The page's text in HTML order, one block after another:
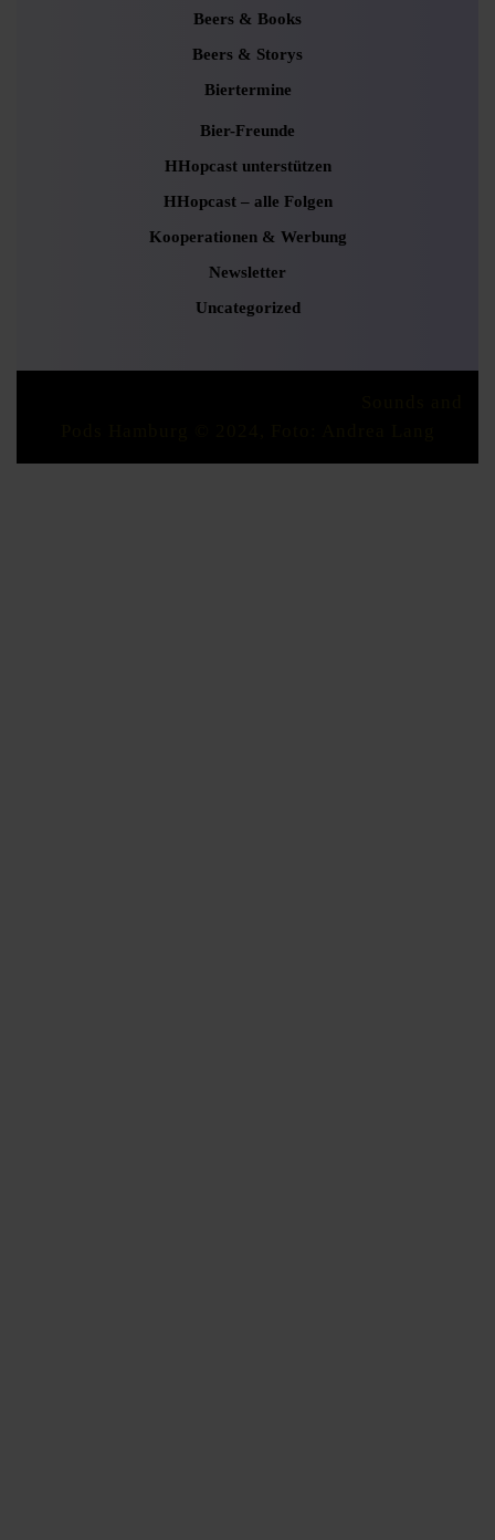
Beers & Books
Beers & Storys
Biertermine
Bier-Freunde
HHopcast unterstützen
HHopcast – alle Folgen
Kooperationen & Werbung
Newsletter
Uncategorized
Scroll